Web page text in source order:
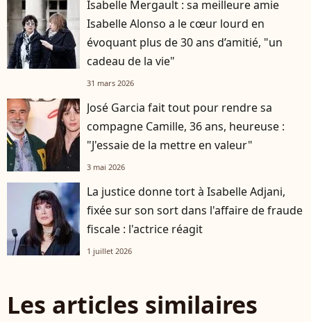
Isabelle Mergault : sa meilleure amie
Isabelle Alonso a le cœur lourd en
évoquant plus de 30 ans d’amitié, "un
cadeau de la vie"
31 mars 2026
José Garcia fait tout pour rendre sa
compagne Camille, 36 ans, heureuse :
"J'essaie de la mettre en valeur"
3 mai 2026
La justice donne tort à Isabelle Adjani,
fixée sur son sort dans l'affaire de fraude
fiscale : l'actrice réagit
1 juillet 2026
Les articles similaires